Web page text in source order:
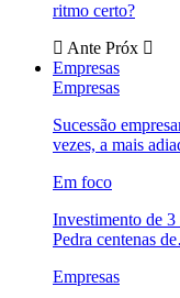
ritmo certo?
Ante Próx
Empresas
Empresas
Sucessão
vezes, a mais
Em foco
Investimento de 3
Pedra centenas
Empresas